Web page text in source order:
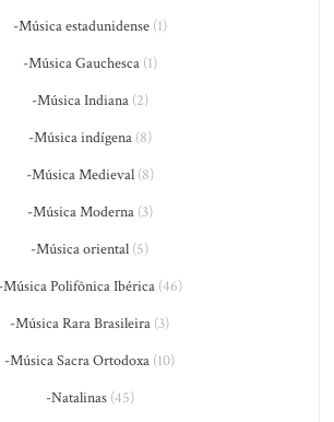
-Música estadunidense(1)
-Música Gauchesca(1)
-Música Indiana(2)
-Música indígena(8)
-Música Medieval(8)
-Música Moderna(3)
-Música oriental (5)
-Música Polifônica Ibérica(46)
-Música Rara Brasileira (3)
-Música Sacra Ortodoxa (10)
-Natalinas(45)